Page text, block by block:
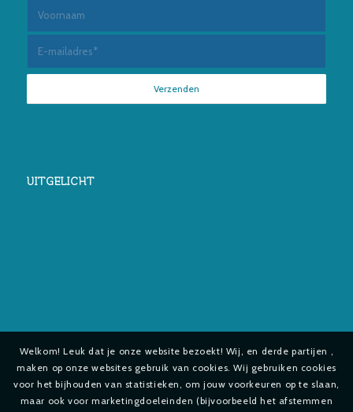
UITGELICHT
Welkom! Leuk dat je onze website bezoekt! Wij, en derde partijen ,
maken op onze websites gebruik van cookies. Wij gebruiken cookies
voor het bijhouden van statistieken, om jouw voorkeuren op te slaan,
maar ook voor marketingdoeleinden (bijvoorbeeld het afstemmen